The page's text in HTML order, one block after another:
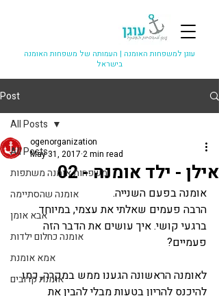
עוגן למשפחות האומנה | העמותה של משפחות האומנה
בישראל
Post
All Posts
משפחות אומנה משתפות
אומנה שהסתיימה
אבא אומן
אומנה כחלום ילדות
אמא אומנת
אומנת קרובים
All Posts
אילן - ילד אומנה - 02
ogenorganization
May 31, 2017 2 min read
אומנה בפעם השנייה.
הרבה פעמים שאלתי את עצמי, במיוחד
ברגעי קושי. איך עושים את הדבר הזה
פעמיים?
לאומנה הראשונה הגענו ממש במקרה, כמו
להיכנס להריון בטעות מבלי להבין את